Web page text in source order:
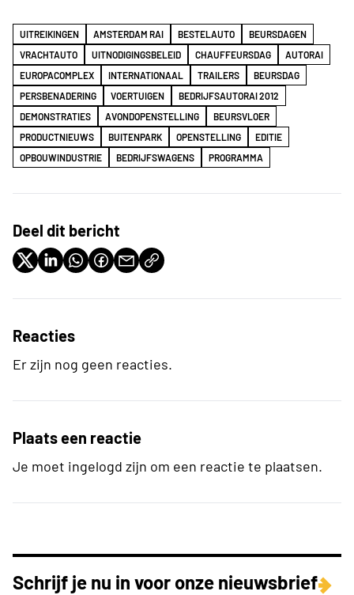
UITREIKINGEN AMSTERDAM RAI BESTELAUTO
BEURSDAGEN
VRACHTAUTO
UITNODIGINGSBELEID CHAUFFEURSDAG
AUTORAI
EUROPACOMPLEX
INTERNATIONAAL TRAILERS
BEURSDAG
PERSBENADERING
VOERTUIGEN
BEDRIJFSAUTORAI 2012
DEMONSTRATIES
AVONDOPENSTELLING
BEURSVLOER
PRODUCTNIEUWS
BUITENPARK OPENSTELLING
EDITIE
OPBOUWINDUSTRIE
BEDRIJFSWAGENS PROGRAMMA
Deel dit bericht
Reacties
Er zijn nog geen reacties.
Plaats een reactie
Je moet ingelogd zijn om een reactie te plaatsen.
Schrijf je nu in voor onze nieuwsbrief